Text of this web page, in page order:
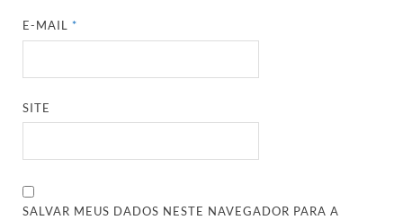
E-MAIL*
SITE
SALVAR MEUS DADOS NESTE NAVEGADOR PARA A